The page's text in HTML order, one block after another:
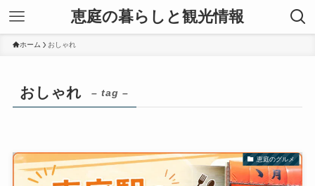
恵庭の暮らしと観光情報
ホーム おしゃれ
おしゃれ – tag –
恵庭のグルメ